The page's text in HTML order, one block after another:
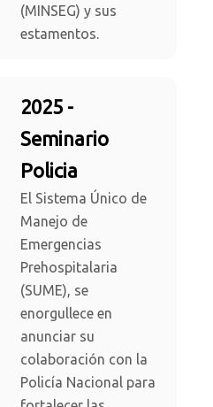
(MINSEG) y sus
estamentos.
2025 -
Seminario
Policia
El Sistema Único de
Manejo de
Emergencias
Prehospitalaria
(SUME), se
enorgullece en
anunciar su
colaboración con la
Policía Nacional para